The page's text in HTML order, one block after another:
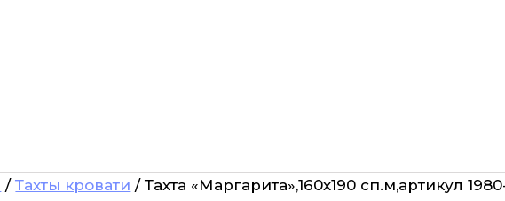
/Тахты кровати / Тахта «Маргарита»,160х190 сп.м,артикул